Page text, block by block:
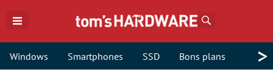
Windows Smartphones SSD Bons plans >